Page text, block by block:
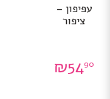
עפיפון –
ציפור
₪5490